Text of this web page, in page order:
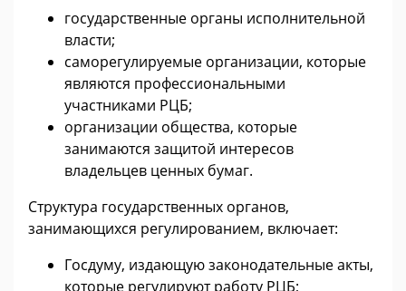
государственные органы исполнительной
власти;
саморегулируемые организации, которые
являются профессиональными
участниками РЦБ;
организации общества, которые
занимаются защитой интересов
владельцев ценных бумаг.
Структура государственных органов,
занимающихся регулированием, включает:
Госдуму, издающую законодательные акты,
которые регулируют работу РЦБ;